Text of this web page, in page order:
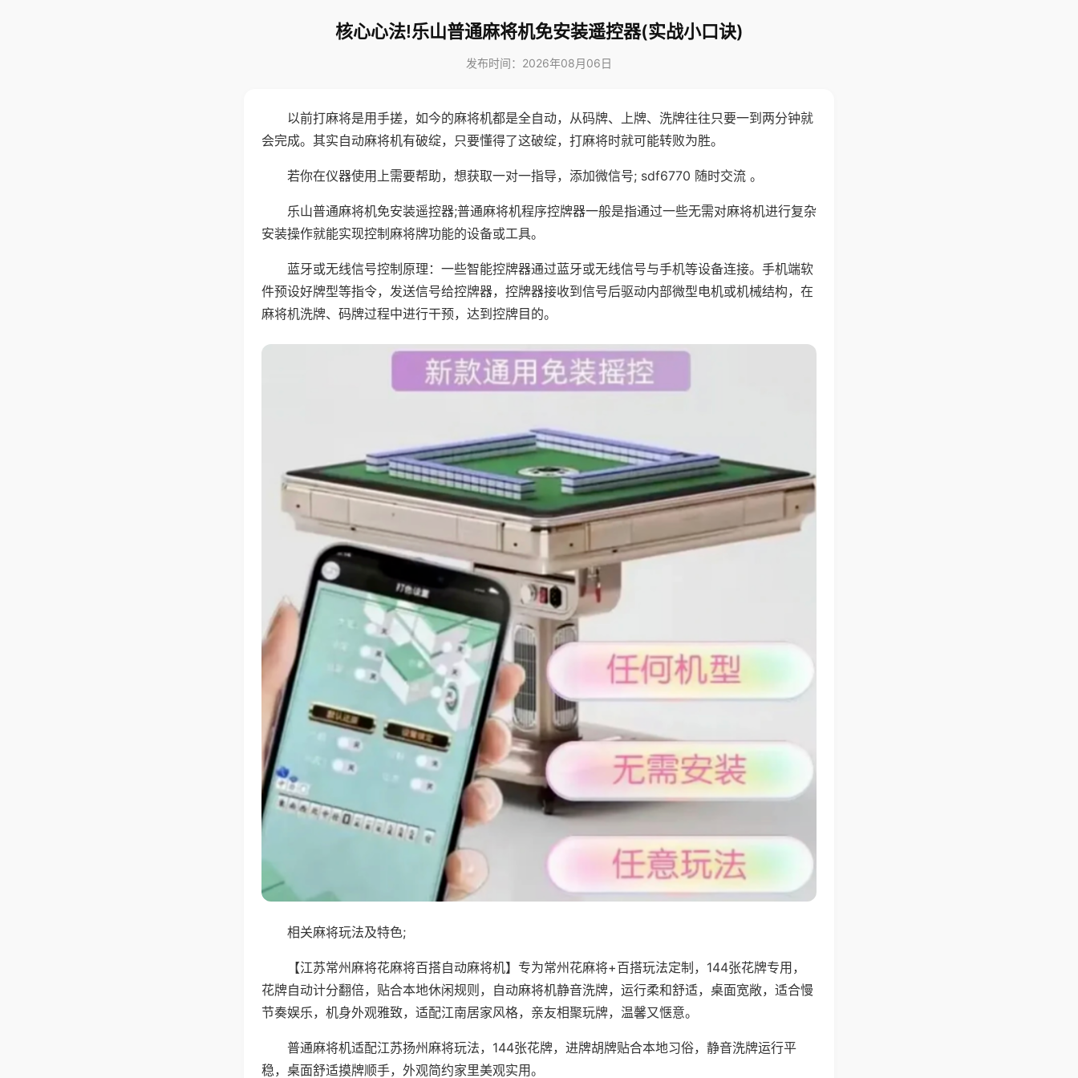
核心心法!乐山普通麻将机免安装遥控器(实战小口诀)
发布时间：2026年08月06日
以前打麻将是用手搓，如今的麻将机都是全自动，从码牌、上牌、洗牌往往只要一到两分钟就
会完成。其实自动麻将机有破绽，只要懂得了这破绽，打麻将时就可能转败为胜。
若你在仪器使用上需要帮助，想获取一对一指导，添加微信号; sdf6770 随时交流 。
乐山普通麻将机免安装遥控器;普通麻将机程序控牌器一般是指通过一些无需对麻将机进行复杂
安装操作就能实现控制麻将牌功能的设备或工具。
蓝牙或无线信号控制原理：一些智能控牌器通过蓝牙或无线信号与手机等设备连接。手机端软
件预设好牌型等指令，发送信号给控牌器，控牌器接收到信号后驱动内部微型电机或机械结构，在
麻将机洗牌、码牌过程中进行干预，达到控牌目的。
相关麻将玩法及特色;
【江苏常州麻将花麻将百搭自动麻将机】专为常州花麻将+百搭玩法定制，144张花牌专用，
花牌自动计分翻倍，贴合本地休闲规则，自动麻将机静音洗牌，运行柔和舒适，桌面宽敞，适合慢
节奏娱乐，机身外观雅致，适配江南居家风格，亲友相聚玩牌，温馨又惬意。
普通麻将机适配江苏扬州麻将玩法，144张花牌，进牌胡牌贴合本地习俗，静音洗牌运行平
稳，桌面舒适摸牌顺手，外观简约家里美观实用。